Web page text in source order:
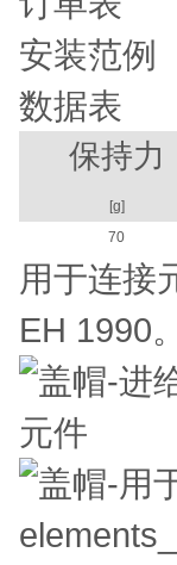
安装范例
数据表
保持力
[g]
70
用于连接
EH 1990